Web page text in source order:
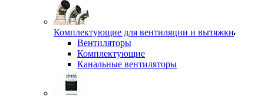
Комплектующие для вентиляции и вытяжки
Вентиляторы
Комплектующие
Канальные вентиляторы